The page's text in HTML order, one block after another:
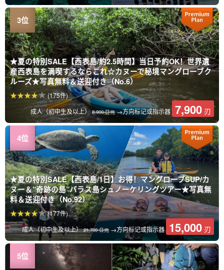
★夏の特別SALE【西表島/約2.5時間】当日予約OK！世界遺
産西表島を満喫するならこれ☆カヌーで秘境マングローブク
ルーズ★写真無料＆送迎付き（No.6）
成人（初中生及以上）8,900 日元→方向标记或指示器 7,900 刃
(175件)
★夏の特別SALE【西表島/1日】お得！マングローブSUP/カ
ヌー＆”奇跡の島”バラス島シュノーケリングツアー★写真無
料＆送迎付き（No.92）
成人（初中生及以上）21,700 日元 →方向标记或指示器 15,000 刃
(177件)